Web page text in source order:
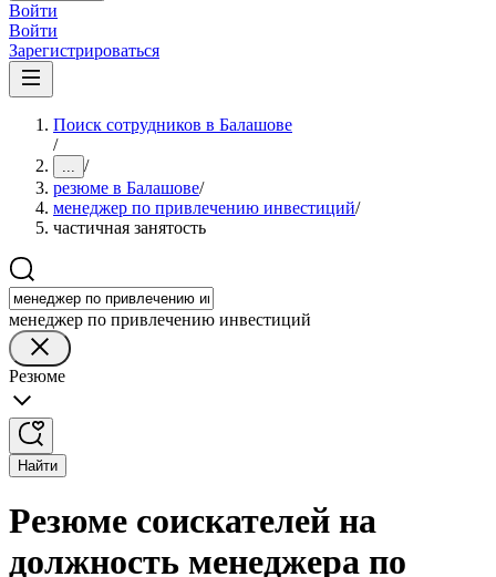
Войти
Войти
Зарегистрироваться
Поиск сотрудников в Балашове
/
... /
резюме в Балашове/
менеджер по привлечению инвестиций/
частичная занятость
менеджер по привлечению инвестиций
Резюме
Найти
Резюме соискателей на
должность менеджера по